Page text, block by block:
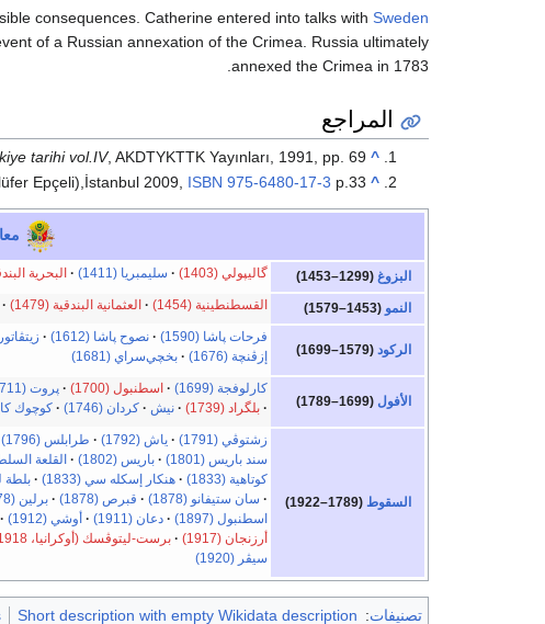
consequences. Catherine entered into talks with Sweden
of a Russian annexation of the Crimea. Russia ultimately
annexed the Crimea in 1783.
المراجع
^
tarihi vol.IV, AKDTYKTTK Yayınları, 1991, pp. 69
^
Epçeli),İstanbul 2009, ISBN 975-6480-17-3 p.33
البزوغ (1299–1453) گاليپولي (1403) سليمبريا (1411) البحرية
النمو (1453–1579) القسطنطينية (1454) العثمانية البندقية (1479)
الركود (1579–1699)
فرحات پاشا (1590) نصوح پاشا (1612)
إزڤنچة (1676)
بخچي‌سراي (1681)
الأفول (1699–1789)
كارلوفجة (1699) اسطنبول (1700) پروت (1711)
بلگراد (1739)
نيش كردان (1746) كوچوك
السقوط (1789–1922)
زشتوڤي (1791) ياش (1792) طرابلس (1796)
سند باريس (1801)
باريس (1802) القلعة
كوتاهية (1833)
هنكار إسكله سي (1833) بلطة
سان ستيفانو (1878)
قبرص (1878) برلين (1878)
اسطنبول (1897)
دعان (1911) أوشي (1912)
أرزنجان (1917)
برست-ليتوڤسك (أوكرانيا، 1918)
سيڤر (1920)
تصنيفات:
Short description with empty Wikidata description